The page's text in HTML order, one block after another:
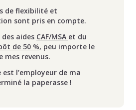
de flexibilité et
sont pris en compte.
des aides CAF/MSA et du
de 50 %, peu importe le
mes revenus.
est l’employeur de ma
la paperasse !